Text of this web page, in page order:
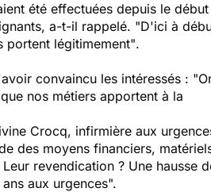
été effectuées depuis le
a-t-il rappelé. "D'ici à
portent légitimement".
convaincu les intéressés : "
nos métiers apportent à la
Crocq, infirmière aux
des moyens financiers,
Leur revendication ? Une hausse
aux urgences".